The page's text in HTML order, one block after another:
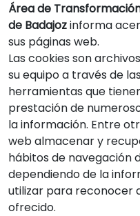
Área de
de Badajozinforma
sus páginas web.
Las cookies son
su equipo a través de
herramientas que
prestación de
la información. Entre
web almacenar y
hábitos de navegación
dependiendo de la
utilizar para reconocer
ofrecido.